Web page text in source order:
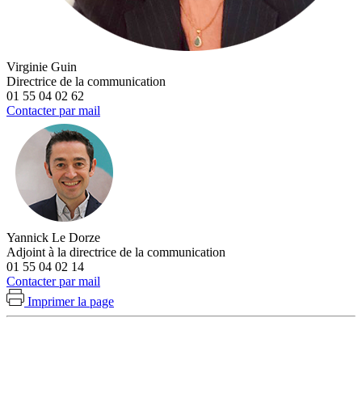
Virginie Guin
Directrice de la communication
01 55 04 02 62
Contacter par mail
Yannick Le Dorze
Adjoint à la directrice de la communication
01 55 04 02 14
Contacter par mail
Imprimer la page